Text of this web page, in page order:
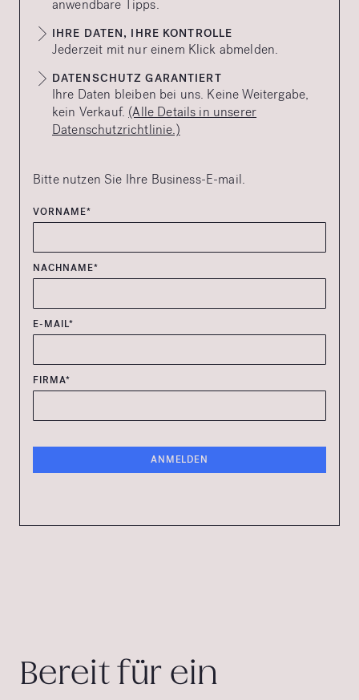
anwendbare Tipps.
IHRE DATEN, IHRE KONTROLLE
Jederzeit mit nur einem Klick abmelden.
DATENSCHUTZ GARANTIERT
Ihre Daten bleiben bei uns. Keine Weitergabe,
kein Verkauf. (Alle Details in unserer
Datenschutzrichtlinie.)
Bitte nutzen Sie Ihre Business-E-mail.
VORNAME*
NACHNAME*
E-MAIL*
FIRMA*
Bereit für ein